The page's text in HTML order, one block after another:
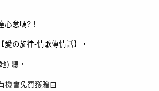
心意嗎? ！
愛の旋律-情歌傳情話】，
她) 聽，
機會免費獲贈由